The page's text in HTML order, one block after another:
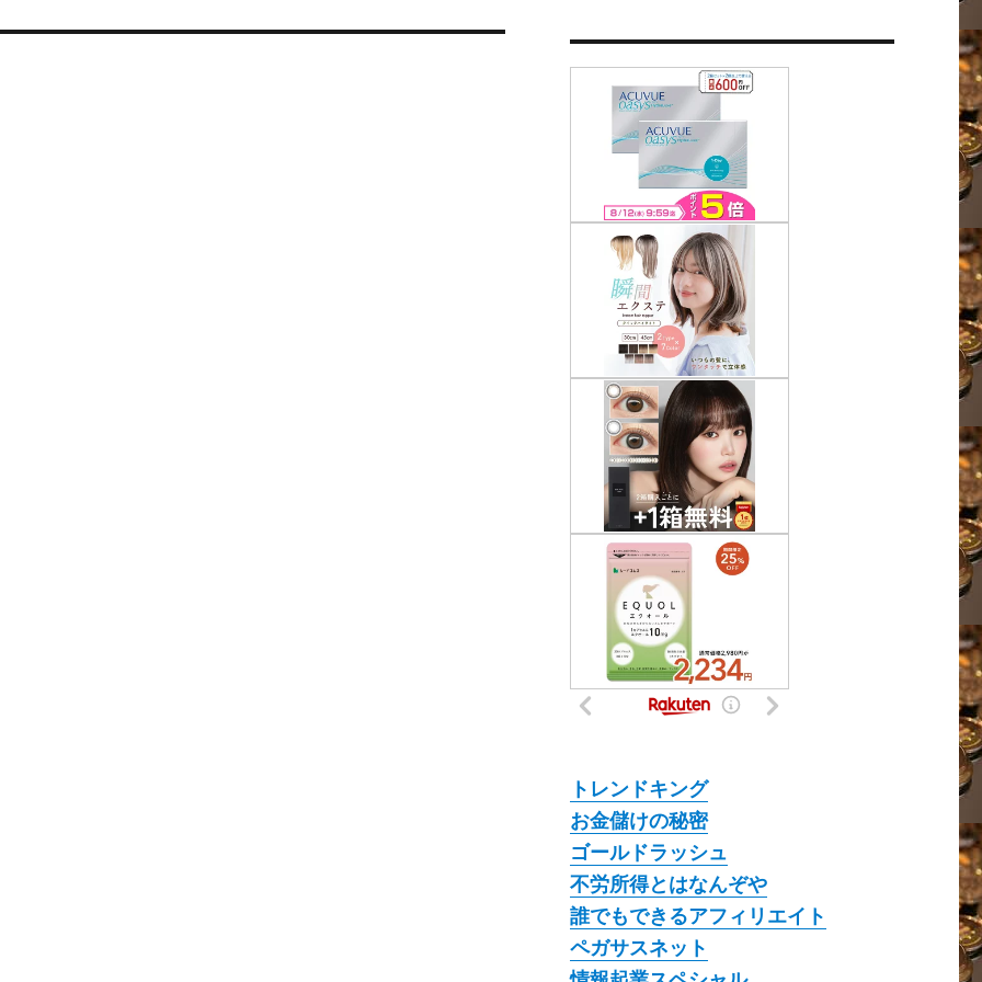
トレンドキング
お金儲けの秘密
ゴールドラッシュ
不労所得とはなんぞや
誰でもできるアフィリエイト
ペガサスネット